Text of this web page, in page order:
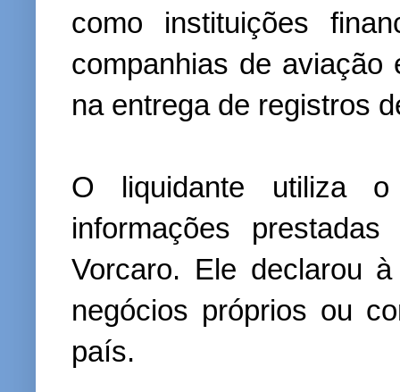
como instituições
companhias de
na entrega de registros
O liquidante utiliza o
informações
Vorcaro. Ele declarou
negócios próprios ou
país.